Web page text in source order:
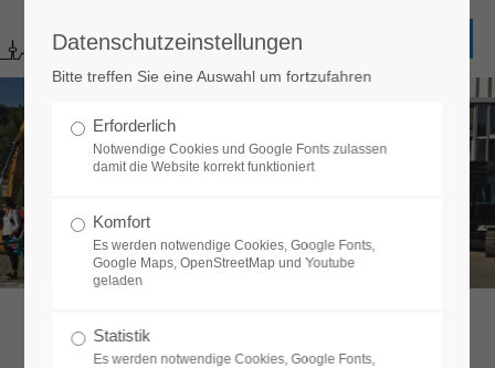
Baumaschinenverleih
Datenschutzeinstellungen
Bitte treffen Sie eine Auswahl um fortzufahren
Erforderlich
Notwendige Cookies und Google Fonts zulassen
damit die Website korrekt funktioniert
Komfort
Es werden notwendige Cookies, Google Fonts,
Google Maps, OpenStreetMap und Youtube
geladen
Statistik
Es werden notwendige Cookies, Google Fonts,